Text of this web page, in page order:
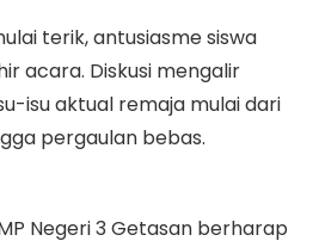
terik, antusiasme siswa
acara. Diskusi mengalir
isu aktual remaja mulai dari
pergaulan bebas.
Negeri 3 Getasan berharap